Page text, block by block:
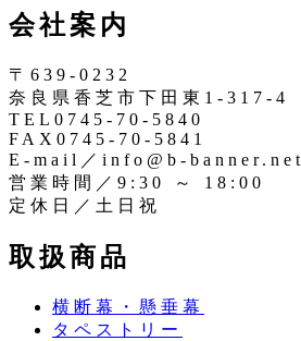
タ
ス
会社案内
〒639-0232
奈良県香芝市下田東1-317-4
TEL0745-70-5840
FAX0745-70-5841
E-mail／info@b-banner.net
営業時間／9:30 ～ 18:00
定休日／土日祝
取扱商品
横断幕・懸垂幕
タペストリー